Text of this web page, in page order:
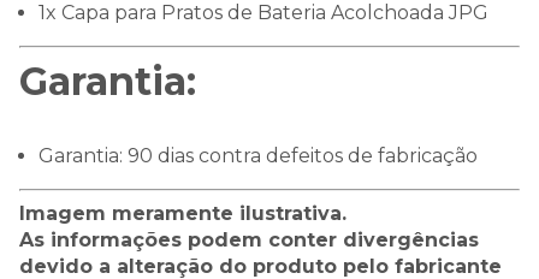
1x Capa para Pratos de Bateria Acolchoada JPG
Garantia:
Garantia: 90 dias contra defeitos de fabricação
Imagem meramente ilustrativa.
As informações podem conter divergências
devido a alteração do produto pelo fabricante